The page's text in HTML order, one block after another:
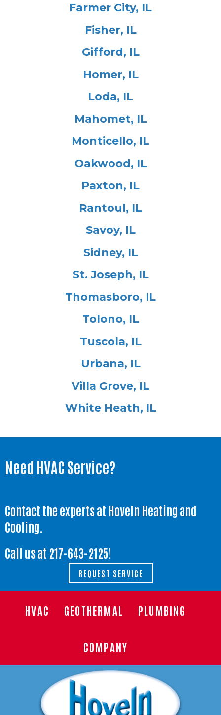
Farmer City, IL
Fisher, IL
Gifford, IL
Homer, IL
Loda, IL
Mahomet, IL
Monticello, IL
Oakwood, IL
Paxton, IL
Rantoul, IL
Savoy, IL
Sidney, IL
St. Joseph, IL
Thomasboro, IL
Tolono, IL
Tuscola, IL
Urbana, IL
Villa Grove, IL
White Heath, IL
Need HVAC Service?
Contact the experts at Hoveln Heating and
Cooling.
Call us at 217-643-2125!
REQUEST SERVICE
HVAC GEOTHERMAL PLUMBING
COMPANY